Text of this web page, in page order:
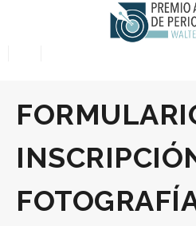
- Premios
- El Jurado